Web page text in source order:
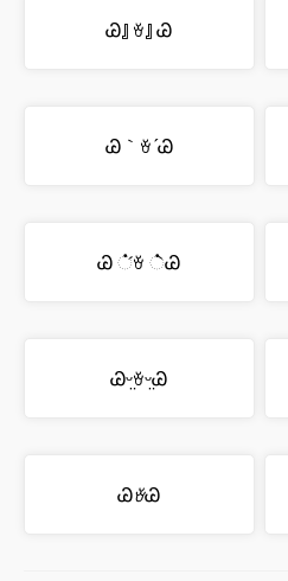
Ꮚ』ꈊ』Ꮚ
Ꮚ｀ꈊ´Ꮚ
Ꮚ ்́ꈊ ்̀Ꮚ
Ꮚᵕ̤ꈊᵕ̤Ꮚ
ᏊꈊᏊ